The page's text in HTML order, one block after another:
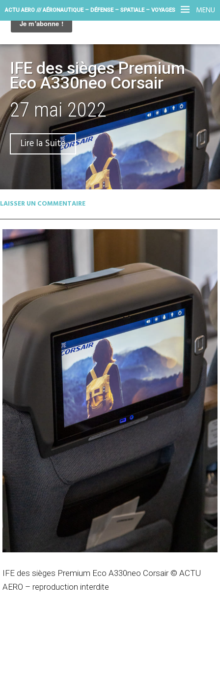
MENU
ACTU AERO /// AÉRONAUTIQUE – DÉFENSE – SPATIALE – VOYAGES
IFE des sièges Premium
Eco A330neo Corsair
27 mai 2022
Lire la Suite
LAISSER UN COMMENTAIRE
IFE des sièges Premium Eco A330neo Corsair © ACTU
AERO – reproduction interdite